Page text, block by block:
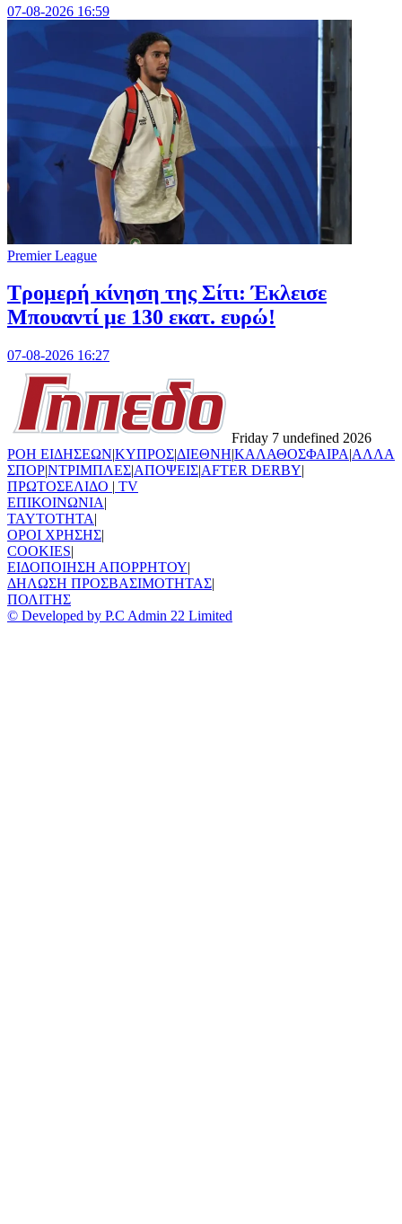
07-08-2026 16:59
Premier League
Τρομερή κίνηση της Σίτι: Έκλεισε
Μπουαντί με 130 εκατ. ευρώ!
07-08-2026 16:27
Friday 7 undefined 2026
ΡΟΗ ΕΙΔΗΣΕΩΝ|ΚΥΠΡΟΣ|ΔΙΕΘΝΗ|ΚΑΛΑΘΟΣΦΑΙΡΑ|ΑΛΛΑ
ΣΠΟΡ|ΝΤΡΙΜΠΛΕΣ|ΑΠΟΨΕΙΣ|AFTER DERBY|
ΠΡΩΤΟΣΕΛΙΔΟ | TV
ΕΠΙΚΟΙΝΩΝΙΑ|
TAYTOTHTA|
ΟΡΟΙ ΧΡΗΣΗΣ|
COOKIES|
ΕΙΔΟΠΟΙΗΣΗ ΑΠΟΡΡΗΤΟΥ|
ΔΗΛΩΣΗ ΠΡΟΣΒΑΣΙΜΟΤΗΤΑΣ|
ΠΟΛΙΤΗΣ
© Developed by P.C Admin 22 Limited